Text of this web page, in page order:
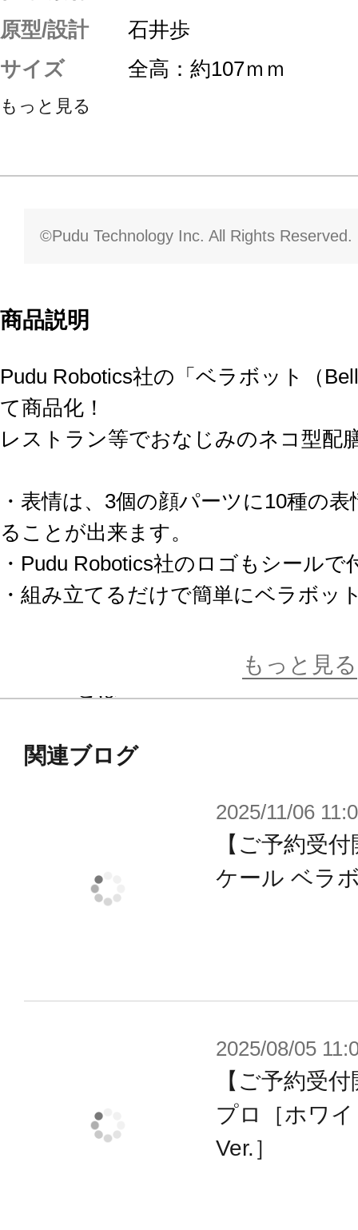
原型/設計
石井歩
サイズ
全高：約107ｍｍ
もっと見る
©Pudu Technology Inc. All Rights Reserved.
商品説明
Pudu Robotics社の「ベラボット（
て商品化！
レストラン等でおなじみのネコ型配
・表情は、3個の顔パーツに10種の
ることが出来ます。
・Pudu Robotics社のロゴもシールで
・組み立てるだけで簡単にベラボッ
は、人間とロボット間の優れたイン
達言語、キュートな外観、AI音声機
ラクションといった多数の機能が新
ザーはかつてない食品配送ロボット
バイオニックデザインは、マシン本
オリジナル表現が数十種類あります
情的な表現をより多様化させ、より
もっと見る
関連ブログ
2025/11/06
【ご予約受
ケール ベラ
2025/08/05
【ご予約受
プロ［ホワ
Ver.］